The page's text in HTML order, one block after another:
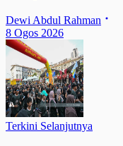
Dewi Abdul Rahman
8 Ogos 2026
Terkini Selanjutnya